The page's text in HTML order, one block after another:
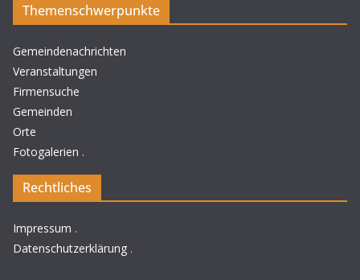
Themenschwerpunkte
Gemeindenachrichten
Veranstaltungen
Firmensuche
Gemeinden
Orte
Fotogalerien .
Rechtliches
Impressum .
Datenschutzerklärung .